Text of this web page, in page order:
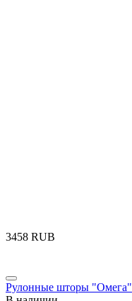
‍3458‍ RUB
Рулонные шторы "Омега"